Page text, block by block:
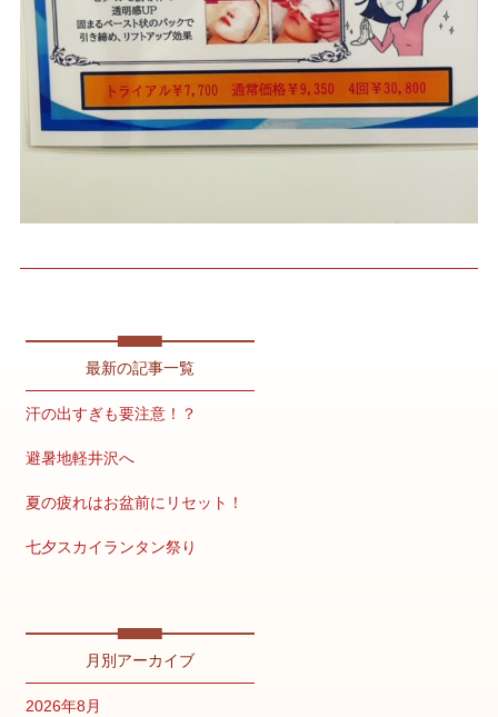
最新の記事一覧
汗の出すぎも要注意！？
避暑地軽井沢へ
夏の疲れはお盆前にリセット！
七夕スカイランタン祭り
月別アーカイブ
2026年8月